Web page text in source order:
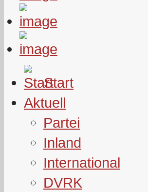
Start
Aktuell
Partei
Inland
International
DVRK